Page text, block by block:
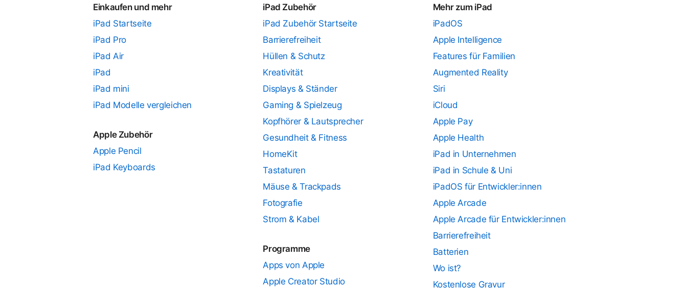
Einkaufen und mehr
iPad Startseite
iPad Pro
iPad Air
iPad
iPad mini
iPad Modelle vergleichen
Apple Zubehör
Apple Pencil
iPad Keyboards
iPad Zubehör
iPad Zubehör Startseite
Barrierefreiheit
Hüllen & Schutz
Kreativität
Displays & Ständer
Gaming & Spielzeug
Kopfhörer & Lautsprecher
Gesundheit & Fitness
HomeKit
Tastaturen
Mäuse & Trackpads
Fotografie
Strom & Kabel
Programme
Apps von Apple
Apple Creator Studio
Mehr zum iPad
iPadOS
Apple Intelligence
Features für Familien
Augmented Reality
Siri
iCloud
Apple Pay
Apple Health
iPad in Unternehmen
iPad in Schule & Uni
iPadOS für Entwickler:innen
Apple Arcade
Apple Arcade für Entwickler:innen
Barrierefreiheit
Batterien
Wo ist?
Kostenlose Gravur